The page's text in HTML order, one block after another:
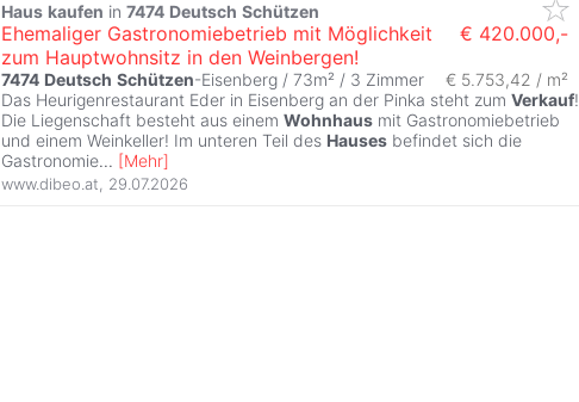
Haus kaufen in 7474 Deutsch Schützen
Ehemaliger Gastronomiebetrieb mit Möglichkeit
zum Hauptwohnsitz in den Weinbergen!
€ 420.000,-
7474 Deutsch Schützen-Eisenberg / 73m² / 3 Zimmer
€ 5.753,42 / m²
Das Heurigenrestaurant Eder in Eisenberg an der Pinka steht zum Verkauf!
Die Liegenschaft besteht aus einem Wohnhaus mit Gastronomiebetrieb
und einem Weinkeller! Im unteren Teil des Hauses befindet sich die
Gastronomie... [Mehr]
www.dibeo.at 29.07.2026